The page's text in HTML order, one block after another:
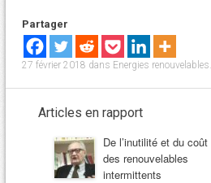
Partager
27 février 2018 dans Energies renouvelables
Articles en rapport
De l’inutilité et du coût
des renouvelables
intermittents